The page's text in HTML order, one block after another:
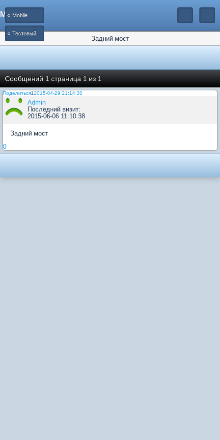
Mobile
Mobile
Тестовый форум
Задний мост
Сообщений 1 страница 1 из 1
Поделиться12015-04-29 21:14:30
Admin
Последний визит:
2015-06-06 11:10:38
Задний мост
0